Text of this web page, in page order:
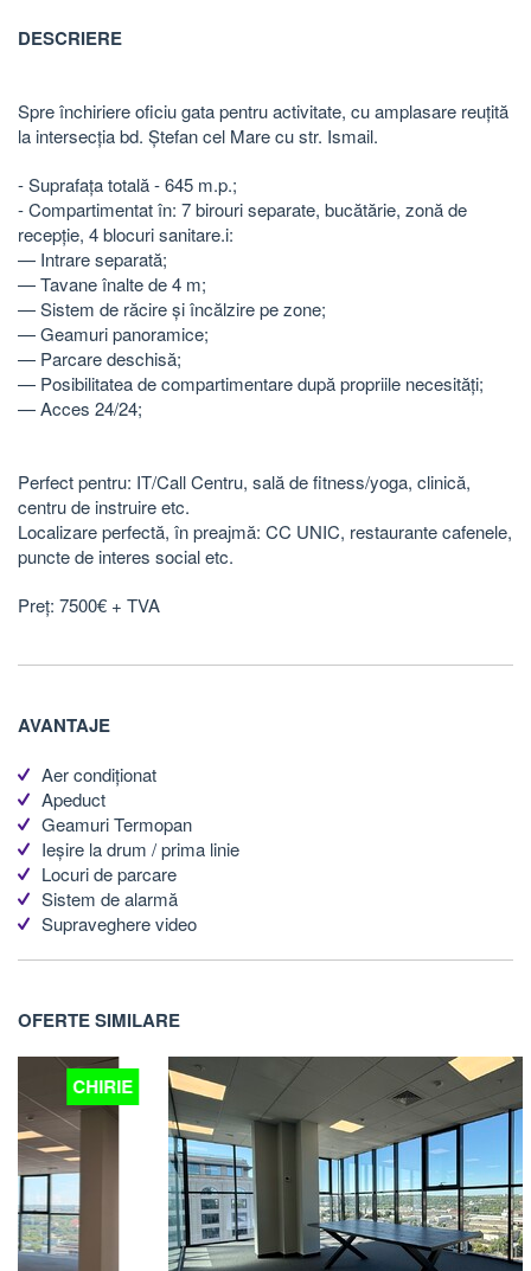
DESCRIERE
Spre închiriere oficiu gata pentru activitate, cu amplasare reuțită
la intersecția bd. Ștefan cel Mare cu str. Ismail.
- Suprafața totală - 645 m.p.;
- Compartimentat în: 7 birouri separate, bucătărie, zonă de
recepție, 4 blocuri sanitare.i:
— Intrare separată;
— Tavane înalte de 4 m;
— Sistem de răcire și încălzire pe zone;
— Geamuri panoramice;
— Parcare deschisă;
— Posibilitatea de compartimentare după propriile necesități;
— Acces 24/24;
Perfect pentru: IT/Call Centru, sală de fitness/yoga, clinică,
centru de instruire etc.
Localizare perfectă, în preajmă: CC UNIC, restaurante cafenele,
puncte de interes social etc.
Preț: 7500€ + TVA
AVANTAJE
Aer condiționat
Apeduct
Geamuri Termopan
Ieșire la drum / prima linie
Locuri de parcare
Sistem de alarmă
Supraveghere video
OFERTE SIMILARE
CHIRIE